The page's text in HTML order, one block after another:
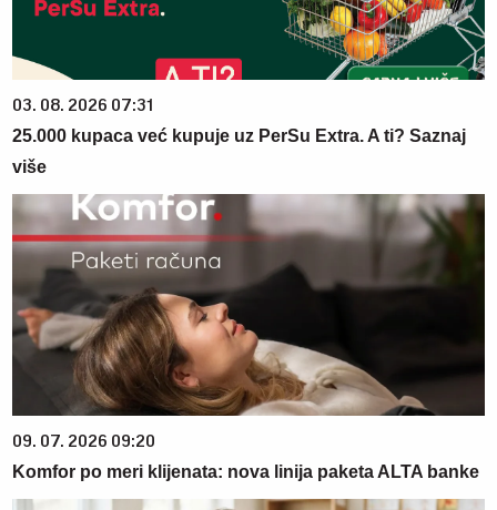
03. 08. 2026 07:31
25.000 kupaca već kupuje uz PerSu Extra. A ti? Saznaj
više
09. 07. 2026 09:20
Komfor po meri klijenata: nova linija paketa ALTA banke